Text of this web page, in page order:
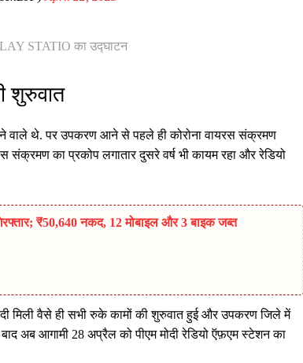
STATIO का उद्घाटन
शुरुवात
वाले थे. पर उपकरण आने से पहले ही कोरोना वायरस संक्रमण
का प्रकोप लगातार दुसरे वर्ष भी कायम रहा और रेडियो
₹50,640 नकद, 12 मोबाइल और 3 बाइक जब्त
मिली वैसे ही सभी रुके कामों की शुरुवात हुई और उपकरण जिले में
अब आगामी 28 अप्रैल को पीएम मोदी रेडियो ऍफ़एम स्टेशन का